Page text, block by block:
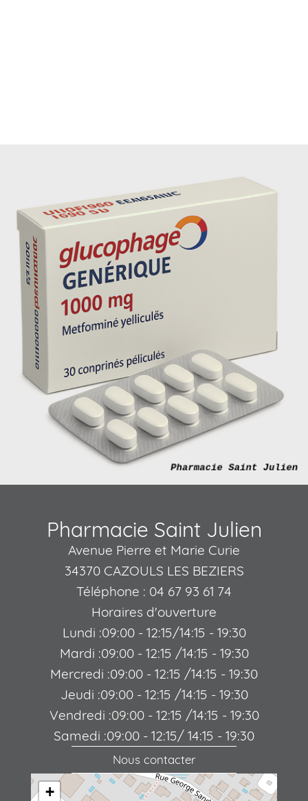
+
Pharmacie Saint Julien
Avenue Pierre et Marie Curie
34370 CAZOULS LES BEZIERS
Téléphone : 04 67 93 61 74
Horaires d'ouverture
Lundi :09:00 - 12:15/14:15 - 19:30
Mardi :09:00 - 12:15 /14:15 - 19:30
Mercredi :09:00 - 12:15 /14:15 - 19:30
Jeudi :09:00 - 12:15 /14:15 - 19:30
Vendredi :09:00 - 12:15 /14:15 - 19:30
Samedi :09:00 - 12:15/ 14:15 - 19:30
Nous contacter